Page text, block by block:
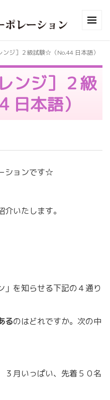
ンジ］２級試験☆（No.44 日本語）
ンジ］２級
本語）
ションです☆
いたします。
」を知らせる下記の４通り
るのはどれですか。次の中
３月いっぱい、先着５０名